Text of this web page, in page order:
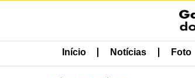
Início Notícias Foto